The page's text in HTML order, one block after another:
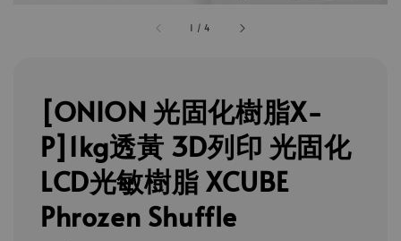
1 /4
[ONION 光固化樹脂X-
P]1kg透黃 3D列印 光固化
LCD光敏樹脂 XCUBE
Phrozen Shuffle